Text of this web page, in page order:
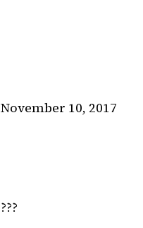
November 10, 2017
???